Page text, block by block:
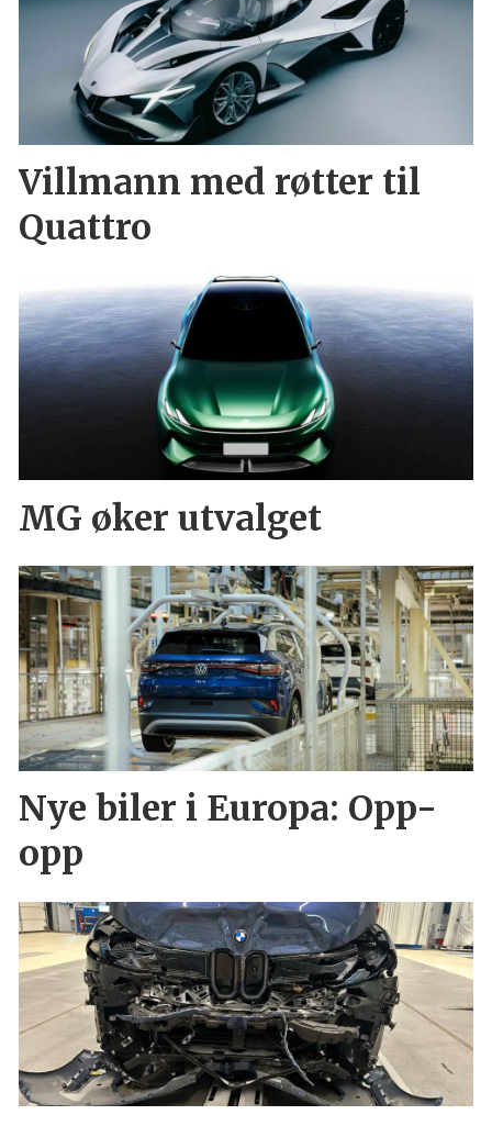
Villmann med røtter til
Quattro
MG øker utvalget
Nye biler i Europa: Opp-
opp